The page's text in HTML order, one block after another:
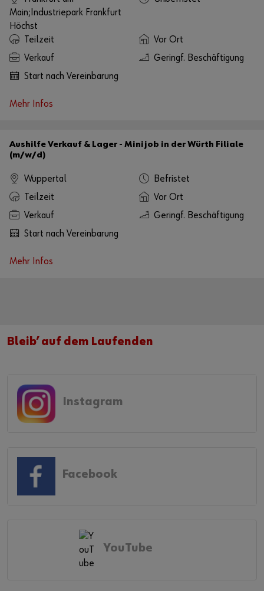
Main;Industriepark Frankfurt
Höchst
Teilzeit
Vor Ort
Verkauf
Geringf. Beschäftigung
Start nach Vereinbarung
Mehr Infos
Aushilfe Verkauf & Lager - Minijob in der Würth Filiale
(m/w/d)
Wuppertal
Befristet
Teilzeit
Vor Ort
Verkauf
Geringf. Beschäftigung
Start nach Vereinbarung
Mehr Infos
Bleib’ auf dem Laufenden
Instagram
Facebook
YouTube